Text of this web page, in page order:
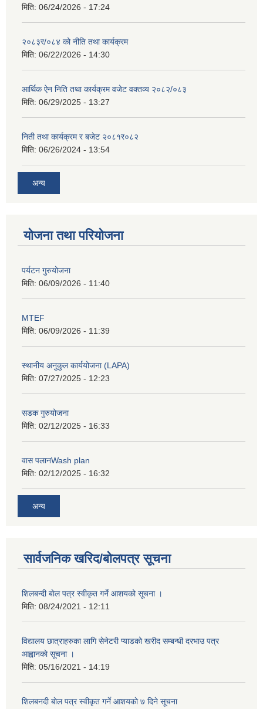
मिति: 06/24/2026 - 17:24
२०८३र/०८४ को नीति तथा कार्यक्रम
मिति: 06/22/2026 - 14:30
आर्थिक ऐन निति तथा कार्यक्रम वजेट वक्तव्य २०८२/०८३
मिति: 06/29/2025 - 13:27
निती तथा कार्यक्रम र बजेट २०८१र०८२
मिति: 06/26/2024 - 13:54
अन्य
योजना तथा परियोजना
पर्यटन गुरुयोजना
मिति: 06/09/2026 - 11:40
MTEF
मिति: 06/09/2026 - 11:39
स्थानीय अनुकुल कार्ययोजना (LAPA)
मिति: 07/27/2025 - 12:23
सडक गुरुयोजना
मिति: 02/12/2025 - 16:33
वास पलानWash plan
मिति: 02/12/2025 - 16:32
अन्य
सार्वजनिक खरिद/बोलपत्र सूचना
शिलबन्दी बाेल पत्र स्वीकृत गर्ने आशयको सूचना ।
मिति: 08/24/2021 - 12:11
विद्यालय छात्राहरुका लागि सेनेटरी प्याडको खरीद सम्बन्धी दरभाउ पत्र
आह्वानकाे सूचना ।
मिति: 05/16/2021 - 14:19
शिलबनदी बाेल पत्र स्वीकृत गर्ने आशयकाे ७ दिने सूचना